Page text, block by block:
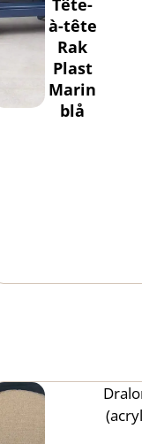
Tête-
à-tête
Rak
Plast
Marin
blå